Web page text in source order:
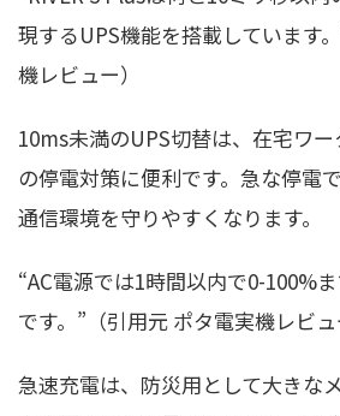
現するUPS機能を搭載しています
機レビュー）
10ms未満のUPS切替は、在宅ワ
の停電対策に便利です。急な停電
通信環境を守りやすくなります。
“AC電源では1時間以内で0-100%
です。”（引用元 ポタ電実機レビュ
急速充電は、防災用として大きな